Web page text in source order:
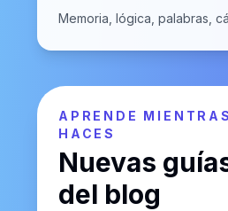
Memoria, lógica, palabras,
APRENDE MIENTRAS
HACES
Nuevas
del blog